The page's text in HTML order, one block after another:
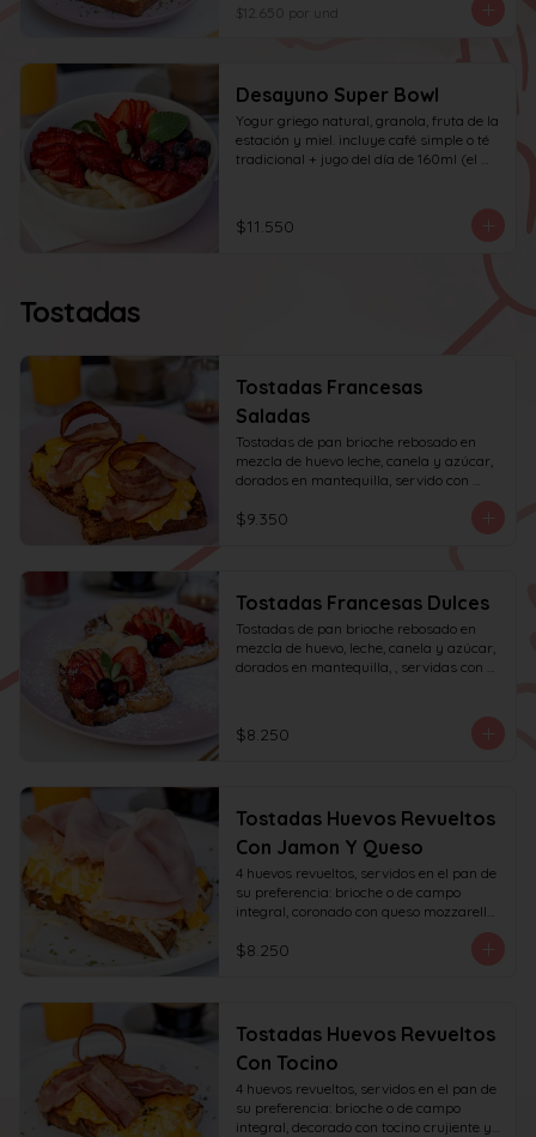
con ciboulette.
$12.650 por und
Desayuno Super Bowl
Yogur griego natural, granola, fruta de la
estación y miel. incluye café simple o té
tradicional + jugo del día de 160ml (el
$11.550
Tostadas
Tostadas Francesas
Saladas
Tostadas de pan brioche rebosado en
mezcla de huevo leche, canela y azúcar,
dorados en mantequilla, servido con
huevos revueltos, tocino y miel de maple.
$9.350
Tostadas Francesas Dulces
Tostadas de pan brioche rebosado en
mezcla de huevo, leche, canela y azúcar,
dorados en mantequilla, , servidas con
$8.250
Tostadas Huevos Revueltos
Con Jamon Y Queso
4 huevos revueltos, servidos en el pan de
su preferencia: brioche o de campo
integral, coronado con queso mozzarella
rallado y con jamón de pierna, decorado
con sésamo o ciboulette.
$8.250
Tostadas Huevos Revueltos
Con Tocino
4 huevos revueltos, servidos en el pan de
su preferencia: brioche o de campo
integral, decorado con tocino crujiente y